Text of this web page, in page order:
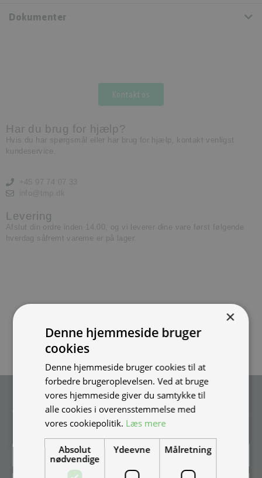
Dokumenter
Kontakt os
Har du brug for hjælp?
Hvis du har spørgsmål eller har brug for hjælp, kontakt venligst
kundeservice.
Levering
Afslut din ordre inden 14.00, og vi leverer dine vare først følgende
hverdag såfremt varerne er på lager.
Tilmeld nyhedsmail
Vær blandt de første til at modtage info om nye produkter, tilbud,
events og udstillinger.
×
Denne hjemmeside bruger
cookies
Denne hjemmeside bruger cookies til at
forbedre brugeroplevelsen. Ved at bruge
vores hjemmeside giver du samtykke til
alle cookies i overensstemmelse med
vores cookiepolitik. Læs mere
Absolut
nødvendige
Ydeevne Målretning